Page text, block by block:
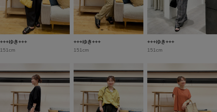
+++ゆき+++
151cm
+++ゆき+++
151cm
+++ゆき+++
151cm